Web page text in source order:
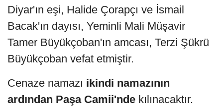
Diyar'ın eşi, Halide Çorapçı ve İsmail
Bacak'ın dayısı, Yeminli Mali Müşavir
Tamer Büyükçoban'ın amcası, Terzi Şükrü
Büyükçoban vefat etmiştir.
Cenaze namazı ikindi namazının
ardından Paşa Camii'nde kılınacaktır.